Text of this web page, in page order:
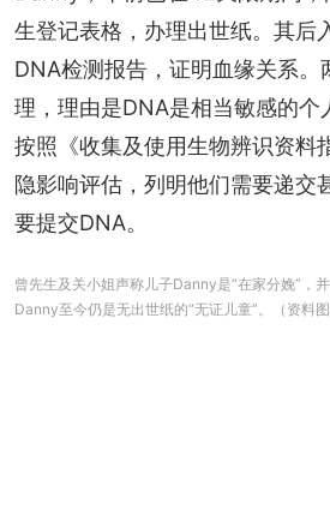
生登记表格，办理出世纸。其后
DNA检测报告，证明血缘关系。
理，理由是DNA是相当敏感的个
按照《收集及使用生物辨识资料
隐影响评估，列明他们需要递交
要提交DNA。
曾先生及关小姐声称儿子Danny是“在家分娩”，
Danny至今仍是无出世纸的“无证儿童”。（资料图